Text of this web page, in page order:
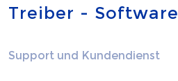
Treiber - Software
Support und Kundendienst